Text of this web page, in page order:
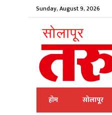
Sunday, August 9, 2026
होम सोलापूर